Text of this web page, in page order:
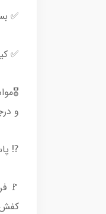
✅
✅
و
⁉️
🚩
کفش